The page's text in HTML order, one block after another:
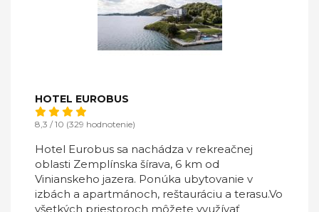
HOTEL EUROBUS
8,3 / 10 (329 hodnotenie)
Hotel Eurobus sa nachádza v rekreačnej
oblasti Zemplínska šírava, 6 km od
Vinianskeho jazera. Ponúka ubytovanie v
izbách a apartmánoch, reštauráciu a terasu.Vo
všetkých priestoroch môžete využívať